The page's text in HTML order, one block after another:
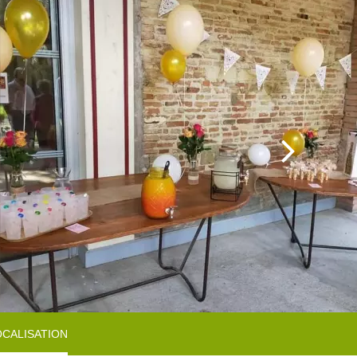
de camping-cars
venir ?